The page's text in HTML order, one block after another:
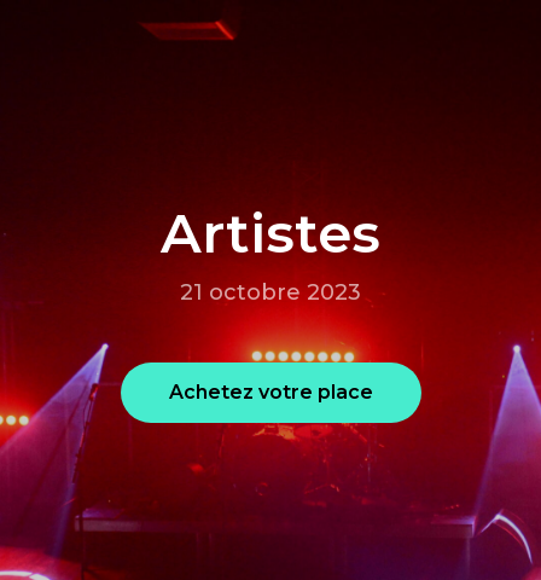
Artistes
21 octobre 2023
Achetez votre place